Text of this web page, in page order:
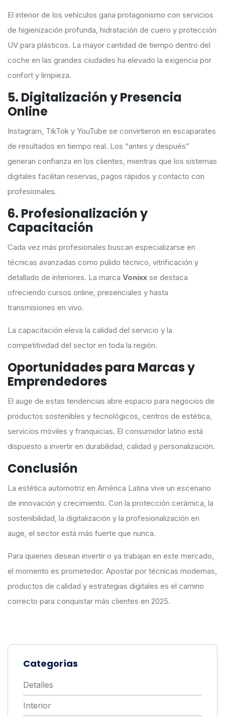
El interior de los vehículos gana protagonismo con servicios
de higienización profunda, hidratación de cuero y protección
UV para plásticos. La mayor cantidad de tiempo dentro del
coche en las grandes ciudades ha elevado la exigencia por
confort y limpieza.
5. Digitalización y Presencia
Online
Instagram, TikTok y YouTube se convirtieron en escaparates
de resultados en tiempo real. Los “antes y después”
generan confianza en los clientes, mientras que los sistemas
digitales facilitan reservas, pagos rápidos y contacto con
profesionales.
6. Profesionalización y
Capacitación
Cada vez más profesionales buscan especializarse en
técnicas avanzadas como pulido técnico, vitrificación y
detallado de interiores. La marca Vonixx se destaca
ofreciendo cursos online, presenciales y hasta
transmisiones en vivo.
La capacitación eleva la calidad del servicio y la
competitividad del sector en toda la región.
Oportunidades para Marcas y
Emprendedores
El auge de estas tendencias abre espacio para negocios de
productos sostenibles y tecnológicos, centros de estética,
servicios móviles y franquicias. El consumidor latino está
dispuesto a invertir en durabilidad, calidad y personalización.
Conclusión
La estética automotriz en América Latina vive un escenario
de innovación y crecimiento. Con la protección cerámica, la
sostenibilidad, la digitalización y la profesionalización en
auge, el sector está más fuerte que nunca.
Para quienes desean invertir o ya trabajan en este mercado,
el momento es prometedor. Apostar por técnicas modernas,
productos de calidad y estrategias digitales es el camino
correcto para conquistar más clientes en 2025.
Categorías
Detalles
Interior